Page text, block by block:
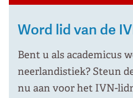
Word lid van de
Bent u als academicus
neerlandistiek? Steun
nu aan voor het IVN-